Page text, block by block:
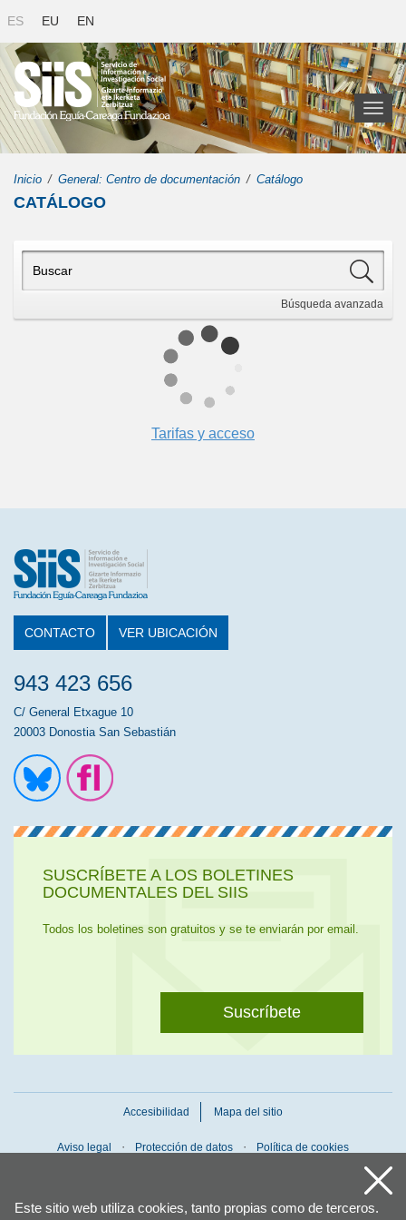
Este sitio web utiliza cookies, tanto propias como de terceros.
ES EU EN
Toggle
Búsqueda avanzada
Inicio General: Centro de documentación Catálogo
CATÁLOGO
Tarifas y acceso
CONTACTO VER UBICACIÓN
943 423 656
C/ General Etxague 10
20003 Donostia San Sebastián
SUSCRÍBETE A LOS BOLETINES
DOCUMENTALES DEL SIIS
Todos los boletines son gratuitos y se te enviarán por email.
Suscríbete
Accesibilidad Mapa del sitio
Aviso legal Protección de datos Política de cookies